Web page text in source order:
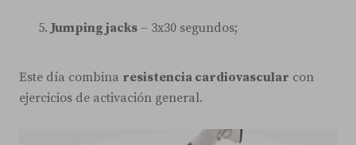
Jumping jacks – 3x30 segundos;
Este día combina resistencia cardiovascular con
ejercicios de activación general.